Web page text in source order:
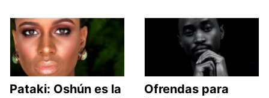
Pataki: Oshún es la
Ofrendas para